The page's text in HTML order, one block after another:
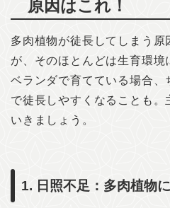
原因はこれ！
多肉植物が徒長してしまう原
が、そのほとんどは生育環境
ベランダで育てている場合、
で徒長しやすくなることも。
いきましょう。
1. 日照不足：多肉植物